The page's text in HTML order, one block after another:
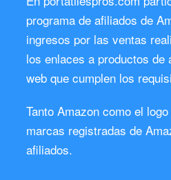
programa de afiliados de
ingresos por las ventas
los enlaces a productos de
web que cumplen los
Tanto Amazon como el
marcas registradas de
afiliados.